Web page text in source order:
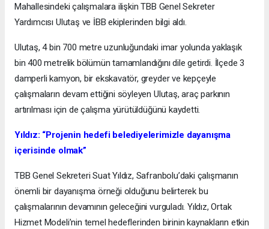
Mahallesindeki çalışmalara ilişkin TBB Genel Sekreter
Yardımcısı Ulutaş ve İBB ekiplerinden bilgi aldı.
Ulutaş, 4 bin 700 metre uzunluğundaki imar yolunda yaklaşık
bin 400 metrelik bölümün tamamlandığını dile getirdi. İlçede 3
damperli kamyon, bir ekskavatör, greyder ve kepçeyle
çalışmaların devam ettiğini söyleyen Ulutaş, araç parkının
artırılması için de çalışma yürütüldüğünü kaydetti.
Yıldız: “Projenin hedefi belediyelerimizle dayanışma
içerisinde olmak”
TBB Genel Sekreteri Suat Yıldız, Safranbolu’daki çalışmanın
önemli bir dayanışma örneği olduğunu belirterek bu
çalışmalarının devamının geleceğini vurguladı. Yıldız, Ortak
Hizmet Modeli’nin temel hedeflerinden birinin kaynakların etkin